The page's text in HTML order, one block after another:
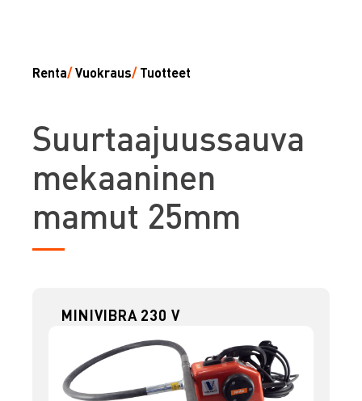
Renta/Vuokraus/ Tuotteet
Suurtaajuussauva
mekaaninen
mamut 25mm
MINIVIBRA 230 V